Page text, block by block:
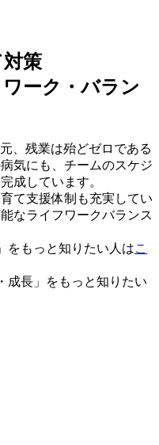
策
ーク・バラン
、残業は殆どゼロである
気にも、チームのスケジ
成しています。
て支援体制も充実してい
なライフワークバランス
をもっと知りたい人はこ
成長」をもっと知りたい